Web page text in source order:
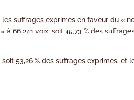
suffrages exprimés en faveur du «
à 66 241 voix, soit 45,73 % des
53,26 % des suffrages exprimés, et